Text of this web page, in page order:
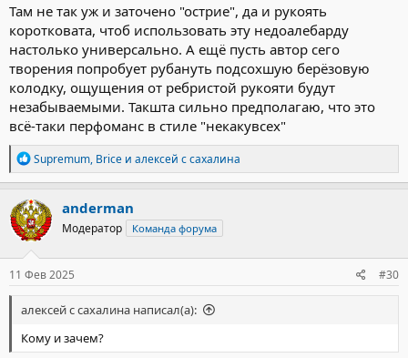
Там не так уж и заточено "острие", да и рукоять
коротковата, чтоб использовать эту недоалебарду
настолько универсально. А ещё пусть автор сего
творения попробует рубануть подсохшую берёзовую
колодку, ощущения от ребристой рукояти будут
незабываемыми. Такшта сильно предполагаю, что это
всё-таки перфоманс в стиле "некакувсех"
Р
е
а
к
ц
и
и
:
Supremum, Brice и алексей с сахалина
anderman
Модератор Команда форума
11 Фев 2025 #30
алексей с сахалина написал(а):
Кому и зачем?